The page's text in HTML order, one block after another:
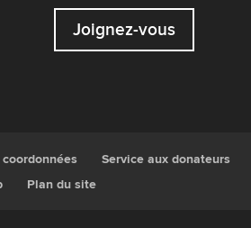
Joignez-vous
coordonnées Service aux donateurs
Plan du site